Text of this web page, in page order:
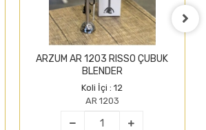
ARZUM AR 1203 RISSO ÇUBUK
BLENDER
Koli İçi : 12
AR 1203